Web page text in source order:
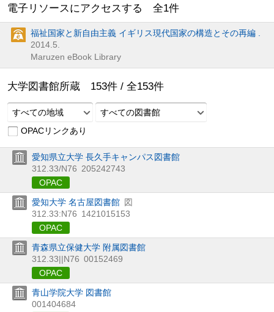
電子リソースにアクセスする 全1件
福祉国家と新自由主義 イギリス現代国家の構造とその再編 .
2014.5.
Maruzen eBook Library
大学図書館所蔵 153件 / 全153件
すべての地域
すべての図書館
OPACリンクあり
愛知県立大学 長久手キャンパス図書館
312.33/N76 205242743
OPAC
愛知大学 名古屋図書館 図
312.33:N76 1421015153
OPAC
青森県立保健大学 附属図書館
312.33||N76 00152469
OPAC
青山学院大学 図書館
001404684